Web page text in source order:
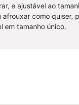
e ajustável ao
como quiser,
em tamanho único.